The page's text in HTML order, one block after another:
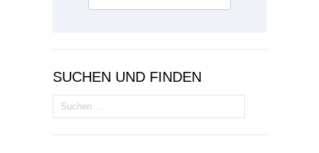
SUCHEN UND FINDEN
Suchen
nach: